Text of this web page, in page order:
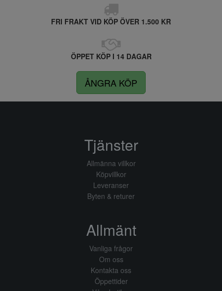
FRI FRAKT VID KÖP ÖVER 1.500 KR
ÖPPET KÖP I 14 DAGAR
ÅNGRA KÖP
Tjänster
Allmänna villkor
Köpvillkor
Leveranser
Byten & returer
Allmänt
Vanliga frågor
Om oss
Kontakta oss
Öppettider